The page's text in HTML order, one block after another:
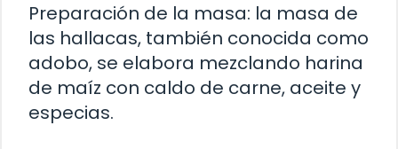
Preparación de la masa: la masa de
las hallacas, también conocida como
adobo, se elabora mezclando harina
de maíz con caldo de carne, aceite y
especias.